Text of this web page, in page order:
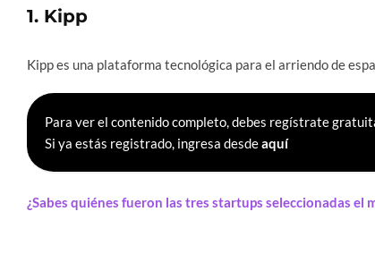
1. Kipp
Kipp es una plataforma tecnológica para el arriendo de
Para ver el contenido completo, debes regístrate
Si ya estás registrado, ingresa desdeaquí
¿Sabes quiénes fueron las tres startups seleccionadas el